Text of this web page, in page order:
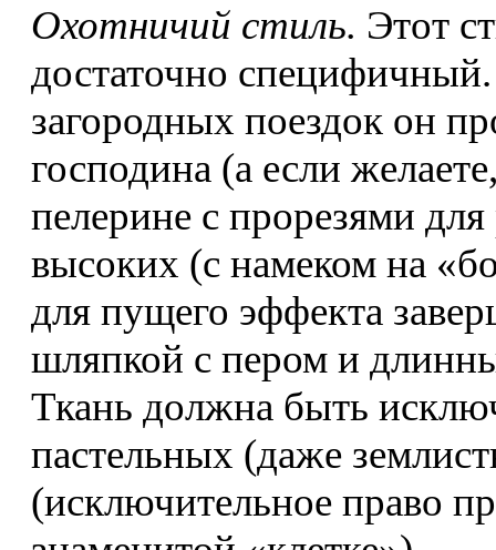
Охотничий стиль. Этот
достаточно
загородных поездок он
господина (а если
пелерине с прорезями
высоких (с намеком на
для пущего эффекта
шляпкой с пером и
Ткань должна быть
пастельных (даже
(исключительное право